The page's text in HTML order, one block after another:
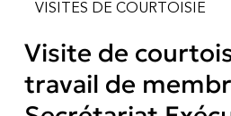
VISITES DE COURTOISIE
Visite de
travail de